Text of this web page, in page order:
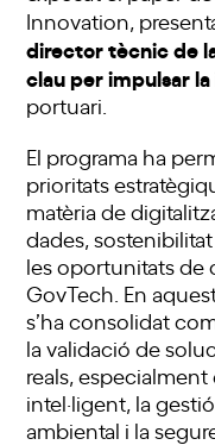
Innovation,
director tècnic de
clau per impulsar
portuari.
El programa ha
prioritats
matèria de
dades,
les oportunitats de
GovTech. En
s’ha consolidat
la validació de
reals,
intel·ligent, la
ambiental i la